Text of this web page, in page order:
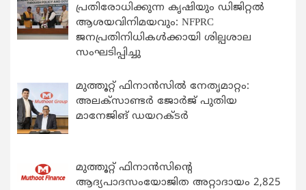
പ്രതിരോധിക്കുന്ന കൃഷിയും ഡിജിറ്റൽ
ആശയവിനിമയവും: NFPRC
ജനപ്രതിനിധികൾക്കായി ശില്പശാല
സംഘടിപ്പിച്ചു
മുത്തൂറ്റ് ഫിനാൻസിൽ നേതൃമാറ്റം:
അലക്സാണ്ടർ ജോർജ് പുതിയ
മാനേജിങ് ഡയറക്ടർ
മുത്തൂറ്റ് ഫിനാൻസിന്റെ
ആദ്യപാദസംയോജിത അറ്റാദായം 2,825